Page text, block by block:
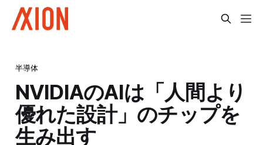
半導体
NVIDIAのAIは「人間より
優れた設計」のチップを
生み出す